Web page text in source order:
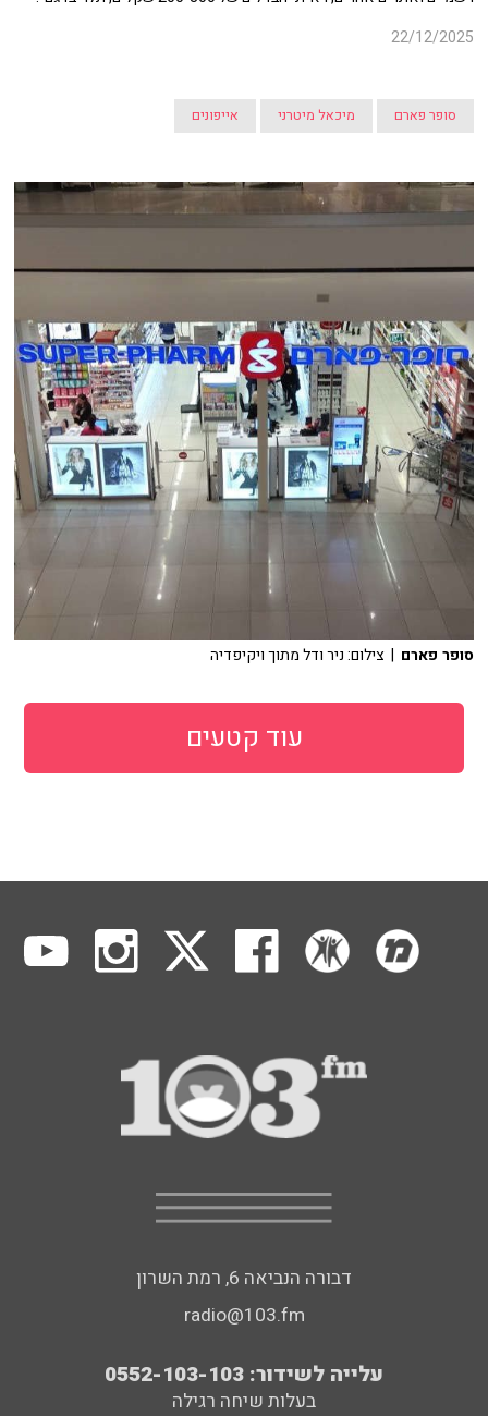
22/12/2025
סופר פארם מיכאל מיטרני אייפונים
סופר פארם | צילום: ניר ודל מתוך ויקיפדיה
עוד קטעים
דבורה הנביאה 6, רמת השרון
radio@103.fm
עלייה לשידור: 0552-103-103
בעלות שיחה רגילה